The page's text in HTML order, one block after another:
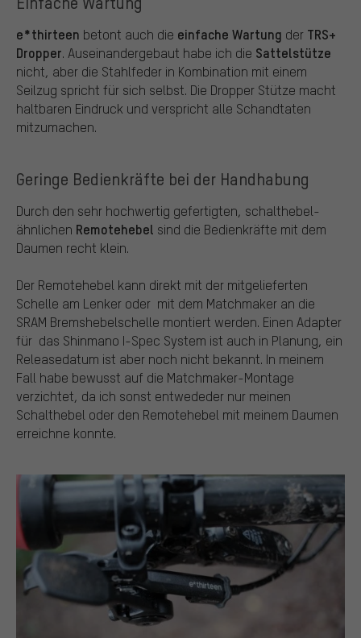
e*thirteen betont auch die einfache Wartung der TRS+
Dropper. Auseinandergebaut habe ich die Sattelstütze
nicht, aber die Stahlfeder in Kombination mit einem
Seilzug spricht für sich selbst. Die Dropper Stütze macht
haltbaren Eindruck und verspricht alle Schandtaten
mitzumachen.
Geringe Bedienkräfte bei der Handhabung
Durch den sehr hochwertig gefertigten, schalthebel-
ähnlichen Remotehebel sind die Bedienkräfte mit dem
Daumen recht klein.
Der Remotehebel kann direkt mit der mitgelieferten
Schelle am Lenker oder mit dem Matchmaker an die
SRAM Bremshebelschelle montiert werden. Einen Adapter
für das Shinmano I-Spec System ist auch in Planung, ein
Releasedatum ist aber noch nicht bekannt. In meinem
Fall habe bewusst auf die Matchmaker-Montage
verzichtet, da ich sonst entwededer nur meinen
Schalthebel oder den Remotehebel mit meinem Daumen
erreichne konnte.